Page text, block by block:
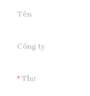
Tên
Công ty
Thư